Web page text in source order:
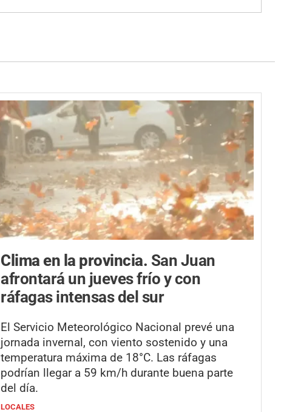
Clima en la provincia. San Juan
afrontará un jueves frío y con
ráfagas intensas del sur
El Servicio Meteorológico Nacional prevé una
jornada invernal, con viento sostenido y una
temperatura máxima de 18°C. Las ráfagas
podrían llegar a 59 km/h durante buena parte
del día.
LOCALES